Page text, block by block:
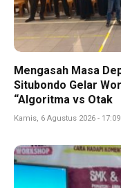
Mengasah Masa
Situbondo Gelar
“Algoritma vs Otak
Kamis, 6 Agustus 2026 - 17:09